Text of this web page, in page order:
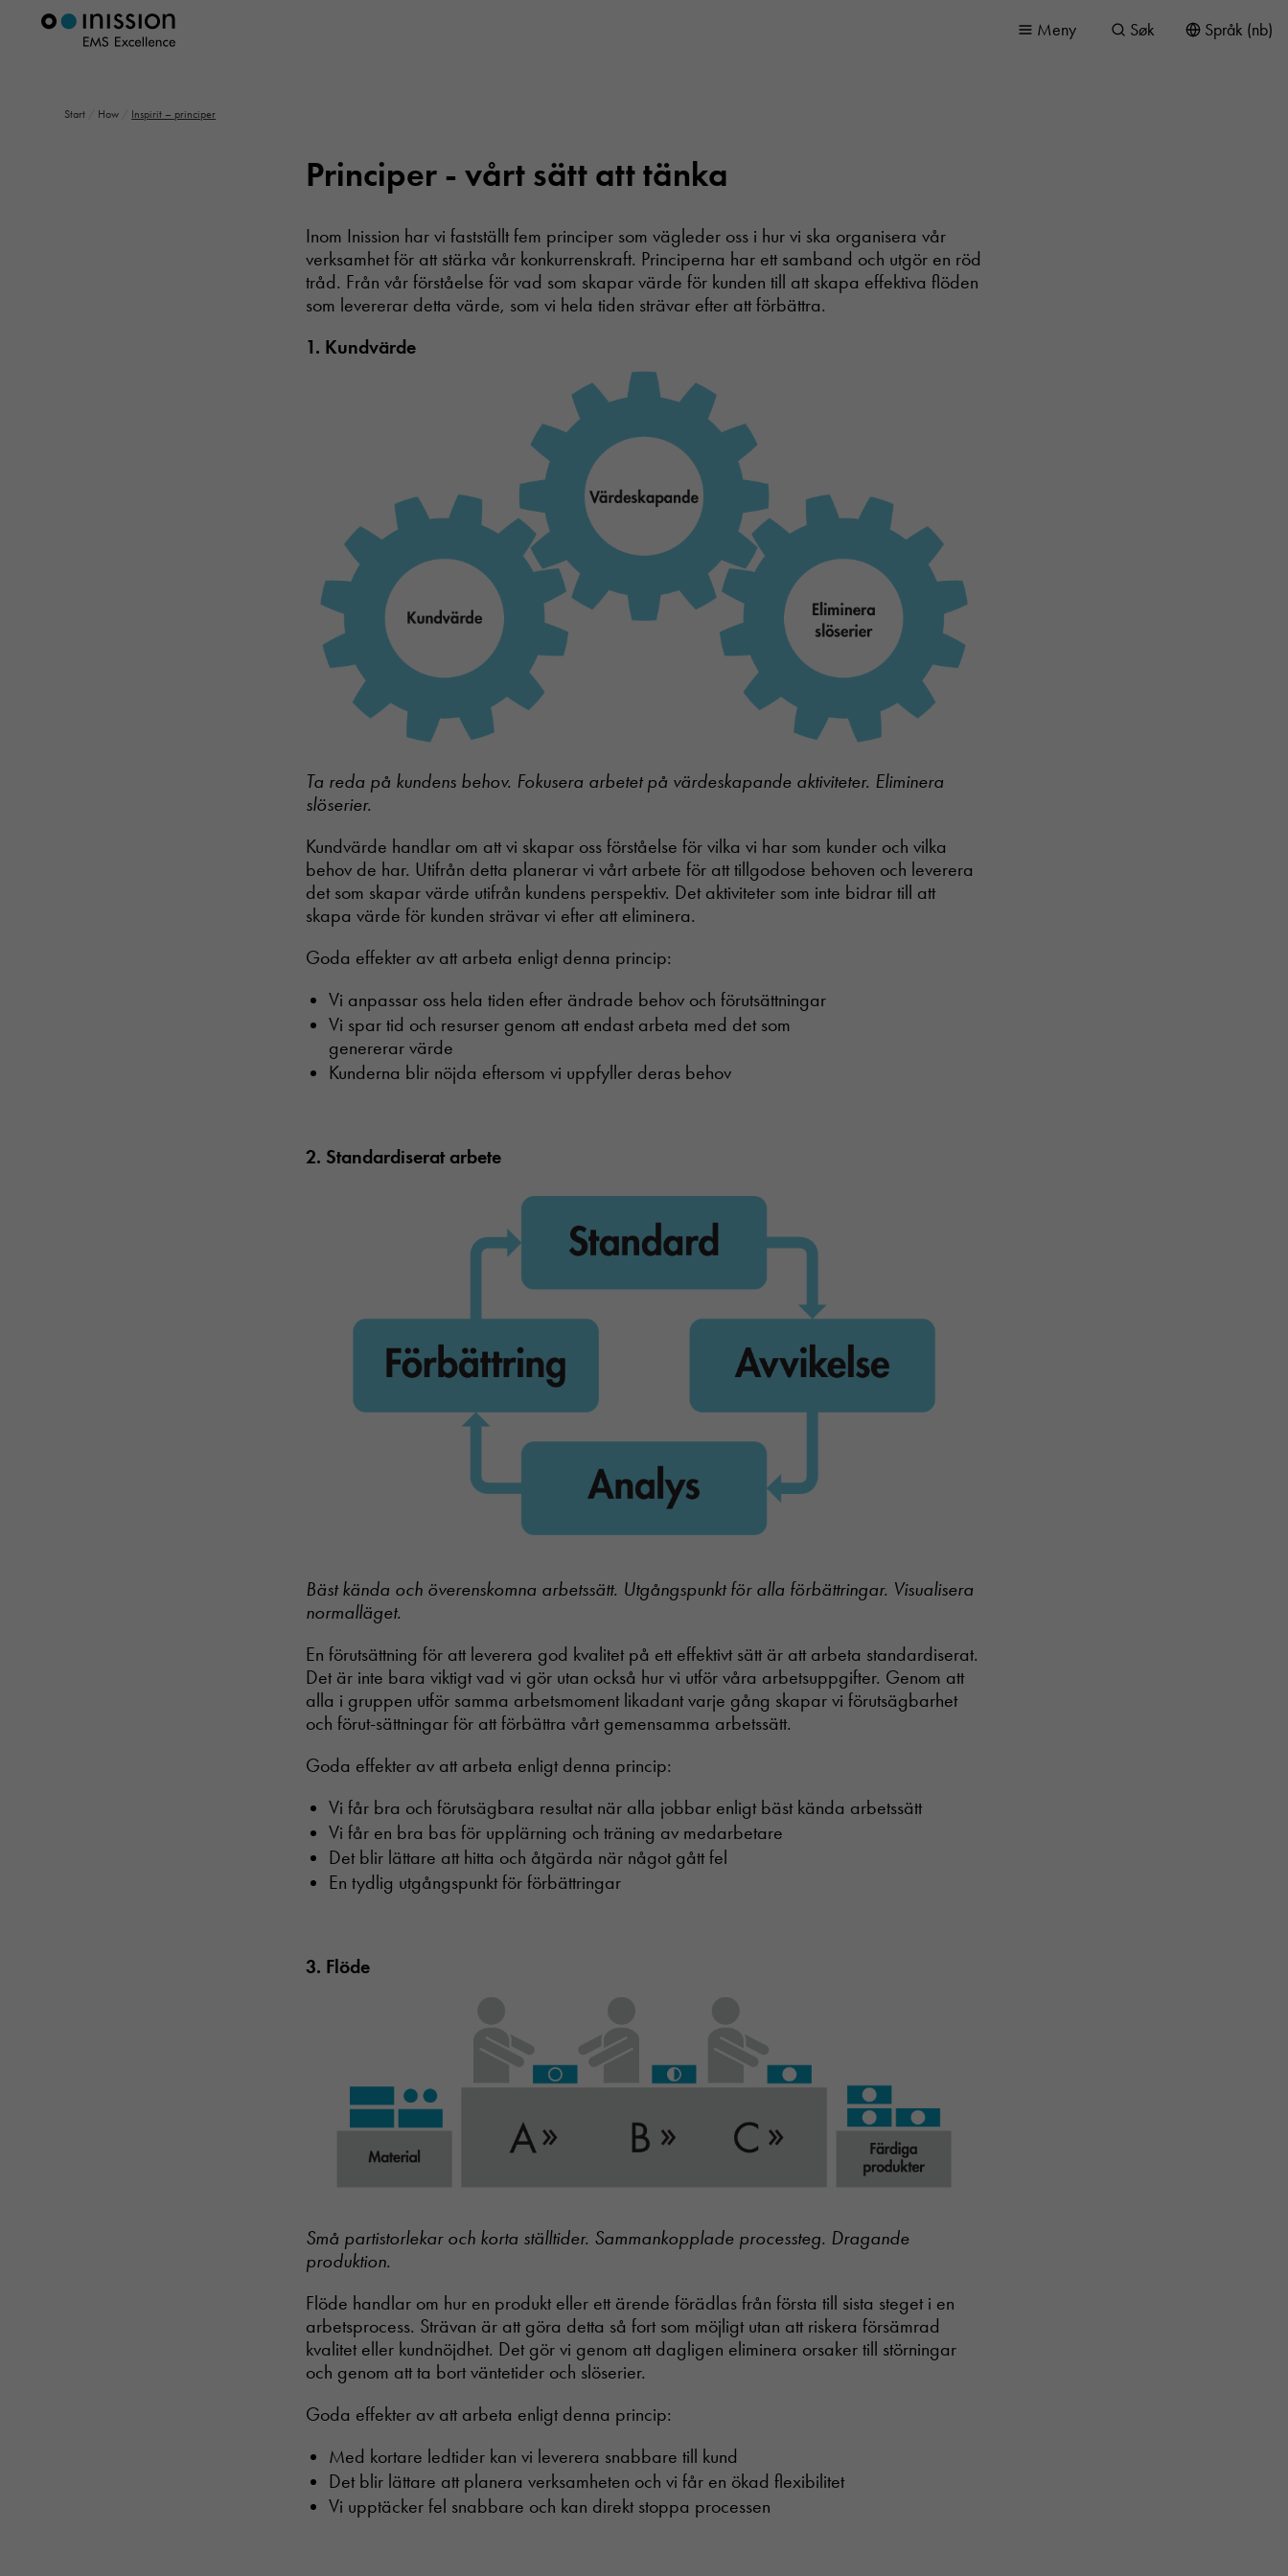
Språk (nb)
Søk
Meny
Start How Inspirit – principer
Principer - vårt sätt att tänka
Inom Inission har vi fastställt fem principer som vägleder oss i hur vi ska organisera vår
verksamhet för att stärka vår konkurrenskraft. Principerna har ett samband och utgör en röd
tråd. Från vår förståelse för vad som skapar värde för kunden till att skapa effektiva flöden
som levererar detta värde, som vi hela tiden strävar efter att förbättra.
1. Kundvärde
Ta reda på kundens behov. Fokusera arbetet på värdeskapande aktiviteter. Eliminera
slöserier.
Kundvärde handlar om att vi skapar oss förståelse för vilka vi har som kunder och vilka
behov de har. Utifrån detta planerar vi vårt arbete för att tillgodose behoven och leverera
det som skapar värde utifrån kundens perspektiv. Det aktiviteter som inte bidrar till att
skapa värde för kunden strävar vi efter att eliminera.
Goda effekter av att arbeta enligt denna princip:
Vi anpassar oss hela tiden efter ändrade behov och förutsättningar
Vi spar tid och resurser genom att endast arbeta med det som
genererar värde
Kunderna blir nöjda eftersom vi uppfyller deras behov
2. Standardiserat arbete
Bäst kända och överenskomna arbetssätt. Utgångspunkt för alla förbättringar. Visualisera
normalläget.
En förutsättning för att leverera god kvalitet på ett effektivt sätt är att arbeta standardiserat.
Det är inte bara viktigt vad vi gör utan också hur vi utför våra arbetsuppgifter. Genom att
alla i gruppen utför samma arbetsmoment likadant varje gång skapar vi förutsägbarhet
och förut-sättningar för att förbättra vårt gemensamma arbetssätt.
Goda effekter av att arbeta enligt denna princip:
Vi får bra och förutsägbara resultat när alla jobbar enligt bäst kända arbetssätt
Vi får en bra bas för upplärning och träning av medarbetare
Det blir lättare att hitta och åtgärda när något gått fel
En tydlig utgångspunkt för förbättringar
3. Flöde
Små partistorlekar och korta ställtider. Sammankopplade processteg. Dragande
produktion.
Flöde handlar om hur en produkt eller ett ärende förädlas från första till sista steget i en
arbetsprocess. Strävan är att göra detta så fort som möjligt utan att riskera försämrad
kvalitet eller kundnöjdhet. Det gör vi genom att dagligen eliminera orsaker till störningar
och genom att ta bort väntetider och slöserier.
Goda effekter av att arbeta enligt denna princip:
Med kortare ledtider kan vi leverera snabbare till kund
Det blir lättare att planera verksamheten och vi får en ökad flexibilitet
Vi upptäcker fel snabbare och kan direkt stoppa processen